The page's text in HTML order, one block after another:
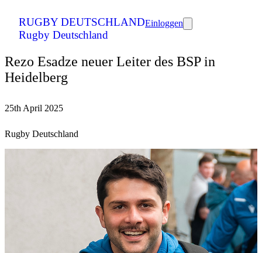
RUGBY DEUTSCHLAND
Rugby Deutschland
Einloggen
Rezo Esadze neuer Leiter des BSP in
Heidelberg
25th April 2025
Rugby Deutschland